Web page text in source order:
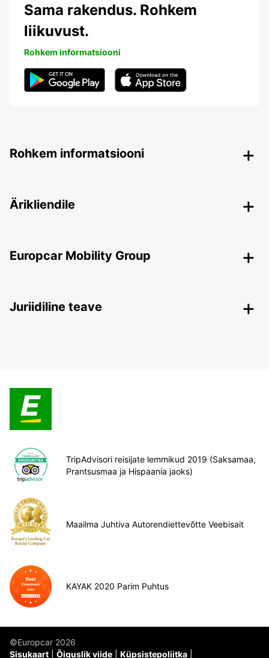
Sama rakendus. Rohkem
liikuvust.
Rohkem informatsiooni
Rohkem informatsiooni
Ärikliendile
Europcar Mobility Group
Juriidiline teave
TripAdvisori reisijate lemmikud 2019 (Saksamaa,
Prantsusmaa ja Hispaania jaoks)
Maailma Juhtiva Autorendiettevõtte Veebisait
KAYAK 2020 Parim Puhtus
©Europcar 2026
Sisukaart
Õiguslik viide Küpsistepoliitka